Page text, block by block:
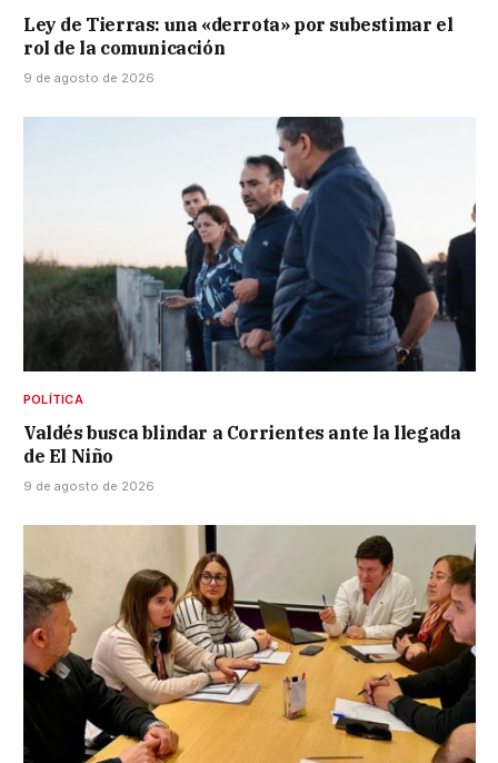
Ley de Tierras: una «derrota» por subestimar el
rol de la comunicación
9 de agosto de 2026
POLÍTICA
Valdés busca blindar a Corrientes ante la llegada
de El Niño
9 de agosto de 2026